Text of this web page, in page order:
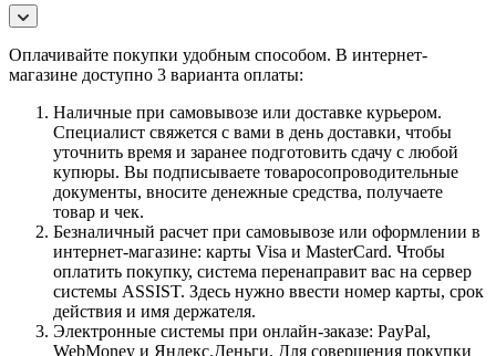
Оплачивайте покупки удобным способом. В интернет-
магазине доступно 3 варианта оплаты:
Наличные при самовывозе или доставке курьером.
Специалист свяжется с вами в день доставки, чтобы
уточнить время и заранее подготовить сдачу с любой
купюры. Вы подписываете товаросопроводительные
документы, вносите денежные средства, получаете
товар и чек.
Безналичный расчет при самовывозе или оформлении в
интернет-магазине: карты Visa и MasterCard. Чтобы
оплатить покупку, система перенаправит вас на сервер
системы ASSIST. Здесь нужно ввести номер карты, срок
действия и имя держателя.
Электронные системы при онлайн-заказе: PayPal,
WebMoney и Яндекс.Деньги. Для совершения покупки